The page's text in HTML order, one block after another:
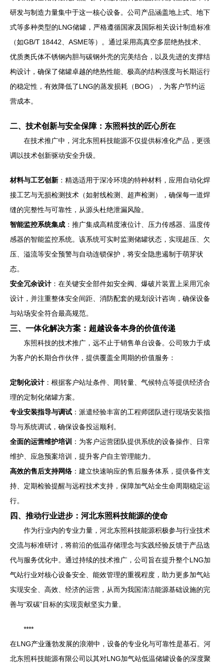
研发与制造力量集中于这一核心设备。公司产品涵盖地上式、地下
式等多种类型的LNG储罐，严格遵循国家及国际相关设计制造标准
（如GB/T 18442、ASME等）。通过采用高真空多层绝热技术、
优质奥氏体不锈钢内胆与碳钢外壳的完美结合，以及先进的支撑结
构设计，确保了储罐卓越的绝热性能、极高的结构强度与长期运行
的稳定性，有效降低了LNG的蒸发损耗（BOG），为客户节约运
营成本。
二、技术创新与安全保障：东照科技的匠心所在
在技术推广中，河北东照科技能源不仅提供标准化产品，更强
调以技术创新驱动安全升级。
材料与工艺创新 ：精选适用于深冷环境的特种材料，应用自动化焊
接工艺与无损检测技术（如射线检测、超声检测），确保每一道焊
缝的完整性与可靠性，从源头杜绝泄漏风险。
智能监控系统集成 ：推广集成高精度液位计、压力传感器、温度传
感器的智能监控系统。该系统可实时监测储罐状态，实现超压、欠
压、溢流等安全预警与自动连锁保护，将安全隐患遏制于萌芽状
态。
安全冗余设计 ：在关键安全部件如安全阀、爆破片装置上采用冗余
设计，并注重整体安全间距、消防配套的规划设计咨询，确保设备
与站场安全符合最高规范。
三、一体化解决方案：超越设备本身的价值传递
东照科技的技术推广，远不止于销售单台设备。公司致力于成
为客户的长期合作伙伴，提供覆盖全周期的价值服务：
定制化设计 ：根据客户站址条件、周转量、气候特点等提供经济合
理的定制化储罐方案。
专业安装指导与调试 ：派遣经验丰富的工程师团队进行现场安装指
导与系统调试，确保设备投运顺利。
全面的运营维护培训
：为客户运营团队提供系统的设备操作、日常
维护、应急预案培训，提升客户自主管理能力。
高效的售后支持网络 ：建立快速响应的售后服务体系，提供备件支
持、定期检验提醒与远程技术支持，保障加气站全生命周期稳定运
行。
四、推动行业进步：河北东照科技能源的使命
作为行业内的专业力量，河北东照科技能源积极参与行业技术
交流与标准研讨，将前沿的低温存储理念与实践经验反馈于产品迭
代与服务优化中。通过持续的技术推广，公司旨在提升整个LNG加
气站行业对核心设备安全、能效管理的重视程度，助力更多加气站
实现安全、高效、经济的运营，从而为我国清洁能源基础设施的完
善与“双碳”目标的实现贡献坚实力量。
****
在LNG产业蓬勃发展的浪潮中，设备的专业化与可靠性是基石。河
北东照科技能源有限公司以其对LNG加气站低温储罐设备的深度聚